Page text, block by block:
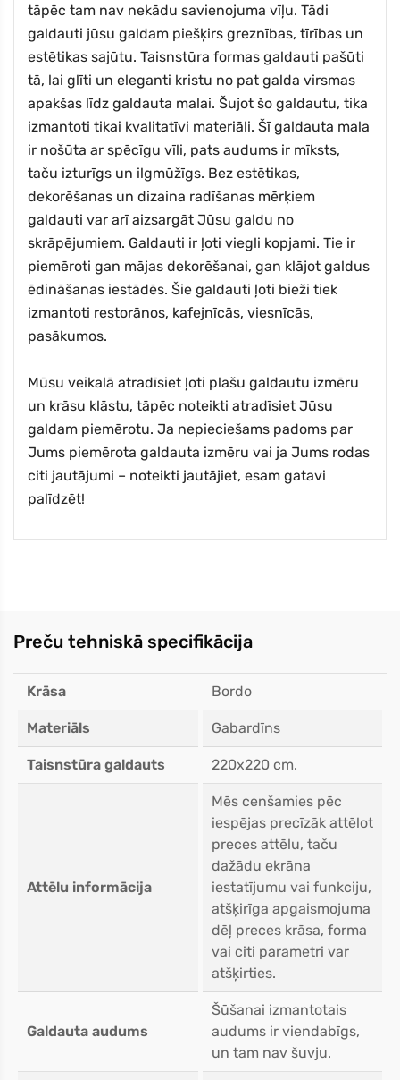
tāpēc tam nav nekādu savienojuma vīļu. Tādi
galdauti jūsu galdam piešķirs greznības, tīrības un
estētikas sajūtu. Taisnstūra formas galdauti pašūti
tā, lai glīti un eleganti kristu no pat galda virsmas
apakšas līdz galdauta malai. Šujot šo galdautu, tika
izmantoti tikai kvalitatīvi materiāli. Šī galdauta mala
ir nošūta ar spēcīgu vīli, pats audums ir mīksts,
taču izturīgs un ilgmūžīgs. Bez estētikas,
dekorēšanas un dizaina radīšanas mērķiem
galdauti var arī aizsargāt Jūsu galdu no
skrāpējumiem. Galdauti ir ļoti viegli kopjami. Tie ir
piemēroti gan mājas dekorēšanai, gan klājot galdus
ēdināšanas iestādēs. Šie galdauti ļoti bieži tiek
izmantoti restorānos, kafejnīcās, viesnīcās,
pasākumos.
Mūsu veikalā atradīsiet ļoti plašu galdautu izmēru
un krāsu klāstu, tāpēc noteikti atradīsiet Jūsu
galdam piemērotu. Ja nepieciešams padoms par
Jums piemērota galdauta izmēru vai ja Jums rodas
citi jautājumi – noteikti jautājiet, esam gatavi
palīdzēt!
Preču tehniskā specifikācija
Krāsa Bordo
Materiāls Gabardīns
Taisnstūra galdauts 220x220 cm.
Attēlu informācija
Mēs cenšamies pēc
iespējas precīzāk attēlot
preces attēlu, taču
dažādu ekrāna
iestatījumu vai funkciju,
atšķirīga apgaismojuma
dēļ preces krāsa, forma
vai citi parametri var
atšķirties.
Galdauta audums
Šūšanai izmantotais
audums ir viendabīgs,
un tam nav šuvju.